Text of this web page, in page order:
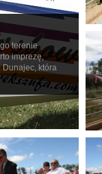
terenie
imprezę,
Dunajec, która